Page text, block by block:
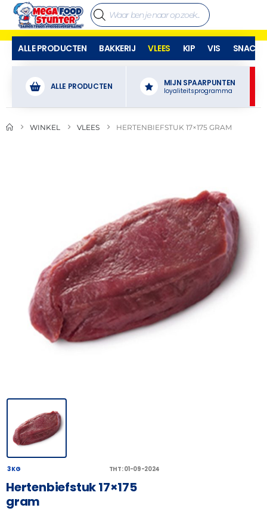
ALLE PRODUCTEN BAKKERIJ VLEES KIP VIS SNACKS
ALLE PRODUCTEN MIJN SPAARPUNTEN
loyaliteitsprogramma
WINKEL VLEES HERTENBIEFSTUK 17×175 GRAM
3 KG THT: 01-09-2024
Hertenbiefstuk 17×175
gram